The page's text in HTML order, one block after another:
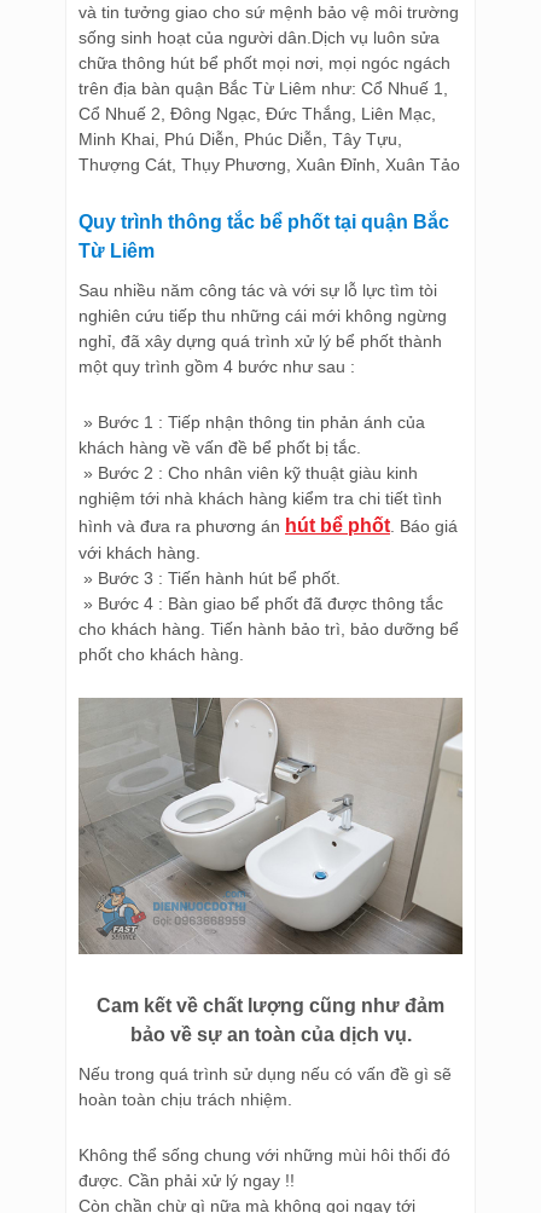
và tin tưởng giao cho sứ mệnh bảo vệ môi trường
sống sinh hoạt của người dân.Dịch vụ luôn sửa
chữa thông hút bể phốt mọi nơi, mọi ngóc ngách
trên địa bàn quận Bắc Từ Liêm như: Cổ Nhuế 1,
Cổ Nhuế 2, Đông Ngạc, Đức Thắng, Liên Mạc,
Minh Khai, Phú Diễn, Phúc Diễn, Tây Tựu,
Thượng Cát, Thụy Phương, Xuân Đỉnh, Xuân Tảo
Quy trình thông tắc bể phốt tại quận Bắc
Từ Liêm
Sau nhiều năm công tác và với sự lỗ lực tìm tòi
nghiên cứu tiếp thu những cái mới không ngừng
nghỉ, đã xây dựng quá trình xử lý bể phốt thành
một quy trình gồm 4 bước như sau :
» Bước 1 : Tiếp nhận thông tin phản ánh của
khách hàng về vấn đề bể phốt bị tắc.
» Bước 2 : Cho nhân viên kỹ thuật giàu kinh
nghiệm tới nhà khách hàng kiểm tra chi tiết tình
hình và đưa ra phương án hút bể phốt . Báo giá
với khách hàng.
» Bước 3 : Tiến hành hút bể phốt.
» Bước 4 : Bàn giao bể phốt đã được thông tắc
cho khách hàng. Tiến hành bảo trì, bảo dưỡng bể
phốt cho khách hàng.
Cam kết về chất lượng cũng như đảm
bảo về sự an toàn của dịch vụ.
Nếu trong quá trình sử dụng nếu có vấn đề gì sẽ
hoàn toàn chịu trách nhiệm.
Không thể sống chung với những mùi hôi thối đó
được. Cần phải xử lý ngay !!
Còn chần chừ gì nữa mà không gọi ngay tới